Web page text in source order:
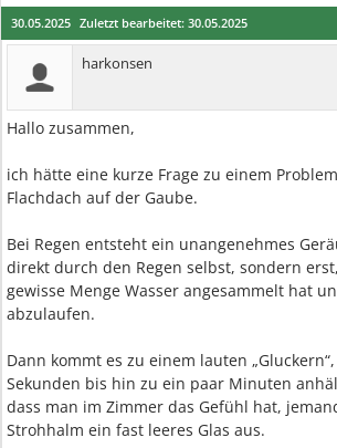
30.05.2025 Zuletzt bearbeitet: 30.05.2025
harkonsen
Hallo zusammen,
ich hätte eine kurze Frage zu einem
Flachdach auf der Gaube.
Bei Regen entsteht ein unangenehmes
direkt durch den Regen selbst, sondern
gewisse Menge Wasser angesammelt hat
abzulaufen.
Dann kommt es zu einem lauten
Sekunden bis hin zu ein paar Minuten
dass man im Zimmer das Gefühl hat,
Strohhalm ein fast leeres Glas aus.